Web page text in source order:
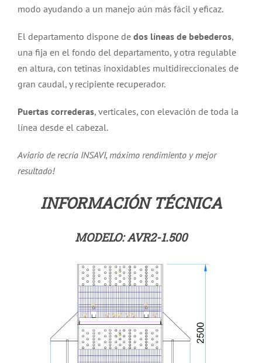
modo ayudando a un manejo aún más fácil y eficaz.
El departamento dispone de dos líneas de bebederos,
una fija en el fondo del departamento, y otra regulable
en altura, con tetinas inoxidables multidireccionales de
gran caudal, y recipiente recuperador.
Puertas correderas, verticales, con elevación de toda la
línea desde el cabezal.
Aviario de recría INSAVI, máximo rendimiento y mejor
resultado!
INFORMACIÓN TÉCNICA
MODELO: AVR2-1.500